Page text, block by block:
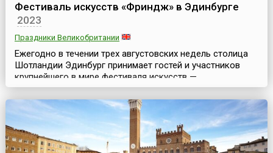
Фестиваль искусств «Фриндж» в Эдинбурге
2023
Праздники Великобритании
Ежегодно в течении трех августовских недель столица
Шотландии Эдинбург принимает гостей и участников
крупнейшего в мире фестиваля искусств —
Эдинбургского фестиваля искусств «Фриндж» (англ.
Edinburgh Fringe Festival). Он является неофициальной и
«неформальной» частью знаменитого Эдинбургского
международного фестиваля искусств.Ежегодно на
фестивале разыгрываются 3 тысячи представлений и
более 2...